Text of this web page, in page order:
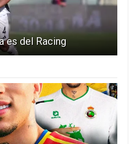
es del Racing